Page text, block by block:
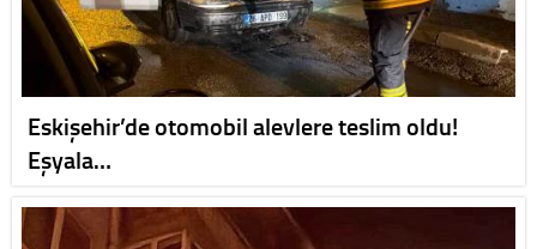
Eskişehir’de otomobil alevlere teslim oldu!
Eşyala…